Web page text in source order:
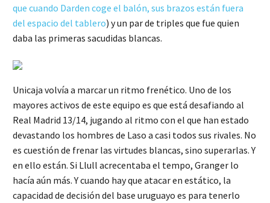
que cuando Darden coge el balón, sus brazos están fuera
del espacio del tablero) y un par de triples que fue quien
daba las primeras sacudidas blancas.
Unicaja volvía a marcar un ritmo frenético. Uno de los
mayores activos de este equipo es que está desafiando al
Real Madrid 13/14, jugando al ritmo con el que han estado
devastando los hombres de Laso a casi todos sus rivales. No
es cuestión de frenar las virtudes blancas, sino superarlas. Y
en ello están. Si Llull acrecentaba el tempo, Granger lo
hacía aún más. Y cuando hay que atacar en estático, la
capacidad de decisión del base uruguayo es para tenerlo